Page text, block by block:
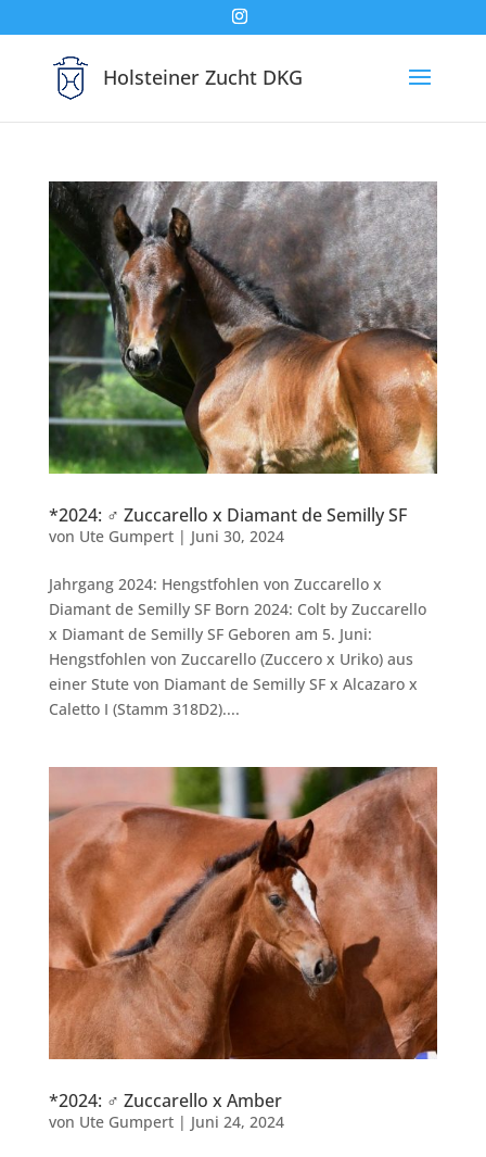
Holsteiner Zucht DKG
*2024: ♂ Zuccarello x Diamant de Semilly SF
von Ute Gumpert| Juni 30, 2024
Jahrgang 2024: Hengstfohlen von Zuccarello x
Diamant de Semilly SF Born 2024: Colt by Zuccarello
x Diamant de Semilly SF Geboren am 5. Juni:
Hengstfohlen von Zuccarello (Zuccero x Uriko) aus
einer Stute von Diamant de Semilly SF x Alcazaro x
Caletto I (Stamm 318D2)....
*2024: ♂ Zuccarello x Amber
von Ute Gumpert| Juni 24, 2024